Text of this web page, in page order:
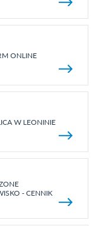
ONLINE
W LEONINIE
- CENNIK